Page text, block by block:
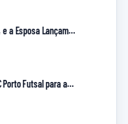
e a Esposa Lançam…
Porto Futsal para a…